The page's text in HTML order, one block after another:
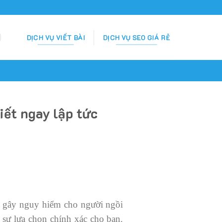
DỊCH VỤ VIẾT BÀI DỊCH VỤ SEO GIÁ RẺ
ngay lập tức
nguy hiểm cho người ngồi
lựa chọn chính xác cho bạn.